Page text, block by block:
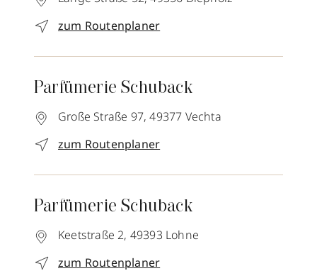
zum Routenplaner
Parfümerie Schuback
Große Straße 97, 49377 Vechta
zum Routenplaner
Parfümerie Schuback
Keetstraße 2, 49393 Lohne
zum Routenplaner